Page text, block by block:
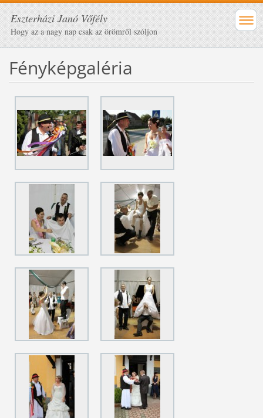
Eszterházi Janó Vőfély
Hogy az a nagy nap csak az örömről szóljon
Fényképgaléria